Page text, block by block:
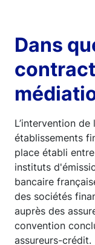
Dans
L’intervention
établissements
place établi
instituts
bancaire
des sociétés
auprès des
convention
assureurs-crédit.